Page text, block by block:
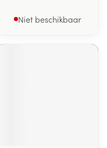
Niet beschikbaar